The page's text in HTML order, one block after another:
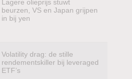
Lagere olieprijs stuwt
beurzen, VS en Japan grijpen
in bij yen
Volatility drag: de stille
rendementskiller bij leveraged
ETF’s